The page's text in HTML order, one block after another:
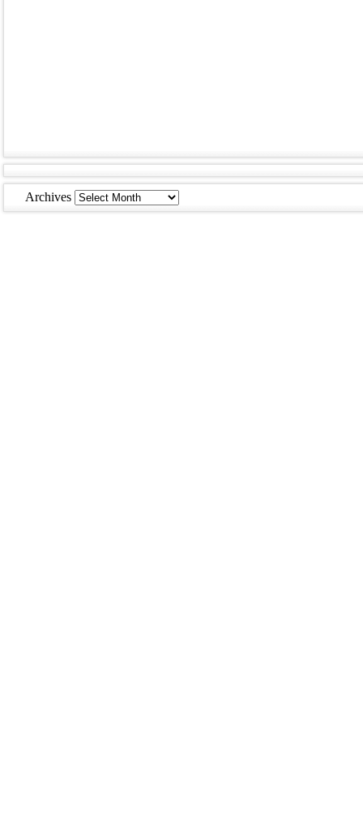
Archives Archives